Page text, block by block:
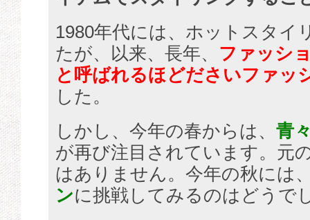
1980年代には、ホットスタイ
たが、以来、長年、 ファッシ
と呼ばれるほどださいファッ
した。
しかし、今年の春からは、 青
が再び注目されています。元
はありません。今年の秋には
ンに挑戦してみるのはどうで